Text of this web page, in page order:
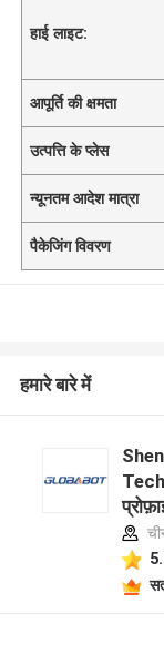
हाई लाइट:
आपूर्ति की क्षमता
उत्पत्ति के प्लेस
न्यूनतम आदेश मात्रा
पैकेजिंग विवरण
हमारे बारे में